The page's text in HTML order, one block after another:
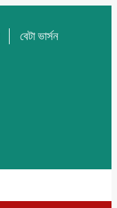
বেটা ভার্সন